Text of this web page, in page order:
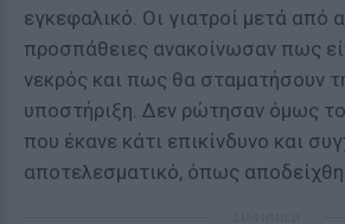
εγκεφαλικό. Οι γιατροί μετά από
προσπάθειες ανακοίνωσαν πως
νεκρός και πως θα σταματήσουν
υποστήριξη. Δεν ρώτησαν όμως
που έκανε κάτι επικίνδυνο και
αποτελεσματικό, όπως